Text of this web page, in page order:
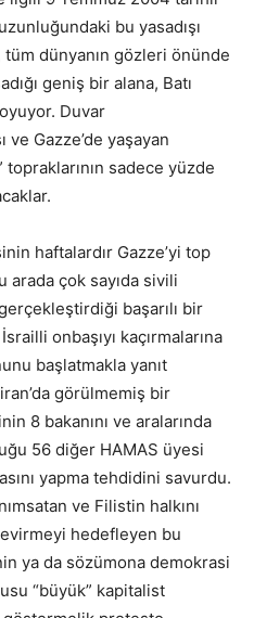
bu yasadışı
dünyanın gözleri önünde
geniş bir alana, Batı
Duvar
ve Gazze’de yaşayan
sadece yüzde
haftalardır Gazze’yi top
çok sayıda sivili
başarılı bir
onbaşıyı kaçırmalarına
başlatmakla yanıt
görülmemiş bir
8 bakanını ve aralarında
56 diğer HAMAS üyesi
yapma tehdidini savurdu.
ve Filistin halkını
hedefleyen bu
ya da sözümona demokrasi
“büyük” kapitalist